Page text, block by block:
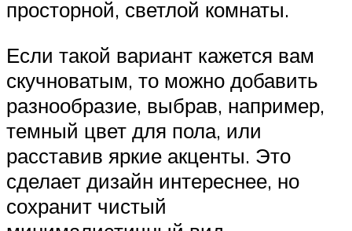
просторной, светлой комнаты.
Если такой вариант кажется вам
скучноватым, то можно добавить
разнообразие, выбрав, например,
темный цвет для пола, или
расставив яркие акценты. Это
сделает дизайн интереснее, но
сохранит чистый